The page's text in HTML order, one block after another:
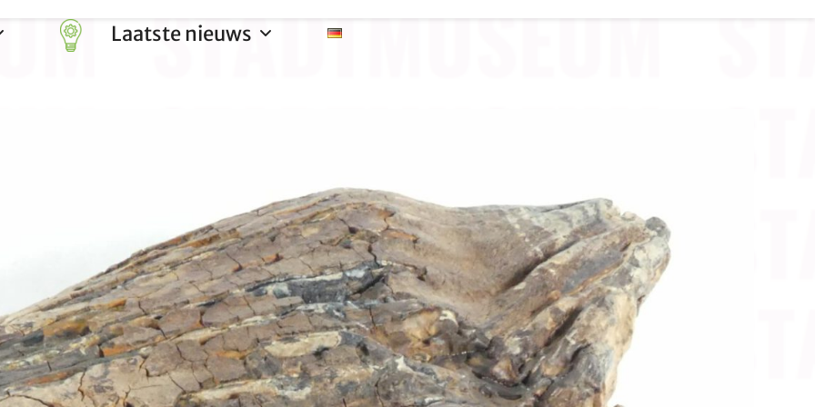
Laatste nieuws